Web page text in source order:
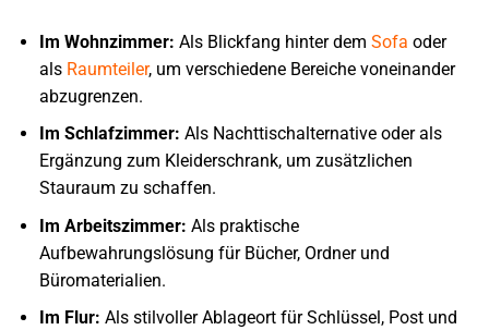
Im Wohnzimmer: Als Blickfang hinter dem Sofa oder
als Raumteiler, um verschiedene Bereiche voneinander
abzugrenzen.
Im Schlafzimmer: Als Nachttischalternative oder als
Ergänzung zum Kleiderschrank, um zusätzlichen
Stauraum zu schaffen.
Im Arbeitszimmer: Als praktische
Aufbewahrungslösung für Bücher, Ordner und
Büromaterialien.
Im Flur: Als stilvoller Ablageort für Schlüssel, Post und